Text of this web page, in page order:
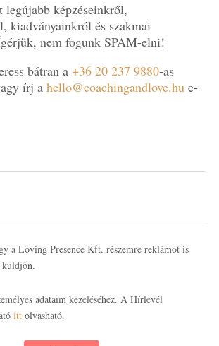
legújabb képzéseinkről,
kiadványainkról és szakmai
nem fogunk SPAM-elni!
bátran a +36 20 237 9880-as
írj a hello@coachingandlove.hu e-
a Loving Presence Kft. részemre reklámot is
adataim kezeléséhez. A Hírlevél
itt olvasható.